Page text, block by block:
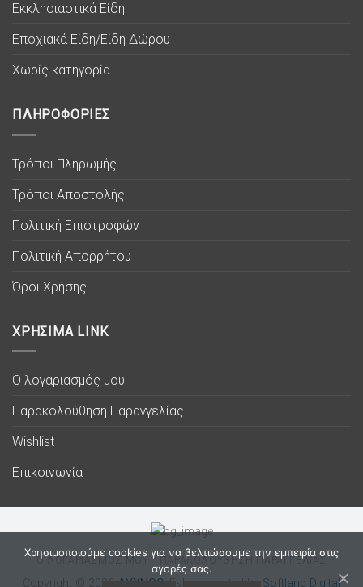
Εκκλησιαστικά Είδη
Εποχιακά Είδη/Είδη Δώρου
Χωρίς κατηγορία
ΠΛΗΡΟΦΟΡΙΕΣ
Τρόποι Πληρωμής
Τρόποι Αποστολής
Πολιτική Επιστροφών
Πολιτική Απορρήτου
Όροι Χρήσης
ΧΡΗΣΙΜΑ LINK
Ο λογαριασμός μου
Παρακολούθηση Παραγγελίας
Wishlist
Επικοινωνία
Ο ΛΟΓΑΡΙΑΣΜΟΣ ΜΟΥ ΠΑΡΑΚΟΛΟΥΘΗΣΗ ΠΑΡΑΓΓΕΛΙΑΣ
Copyright © 2026 ΛΥΧΝΟC . Eshop created by Softland Digital
Χρησιμοποιούμε cookies για να βελτιώσουμε την εμπειρία στις
αγορές σας.